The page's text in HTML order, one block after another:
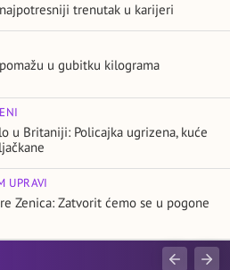
trenutak u karijeri
u gubitku kilograma
u Britaniji: Policajka ugrizena, kuće
UPRAVI
Zenica: Zatvorit ćemo se u pogone